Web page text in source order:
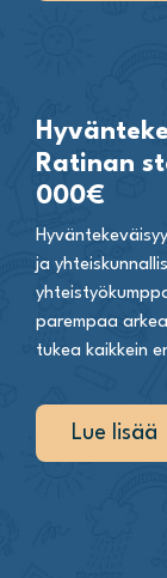
Ratinan
000€
ja
parempaa
tukea kaikkein
Lue lisää